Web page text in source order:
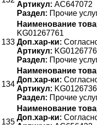
Артикул: AC647072
Раздел: Прочие
133
Наименование
KG01267761
Доп.хар-ки:
Артикул:
Раздел: Прочие
134
Наименование
Доп.хар-ки:
Артикул:
Раздел: Прочие
135
Наименование
Доп.хар-ки: